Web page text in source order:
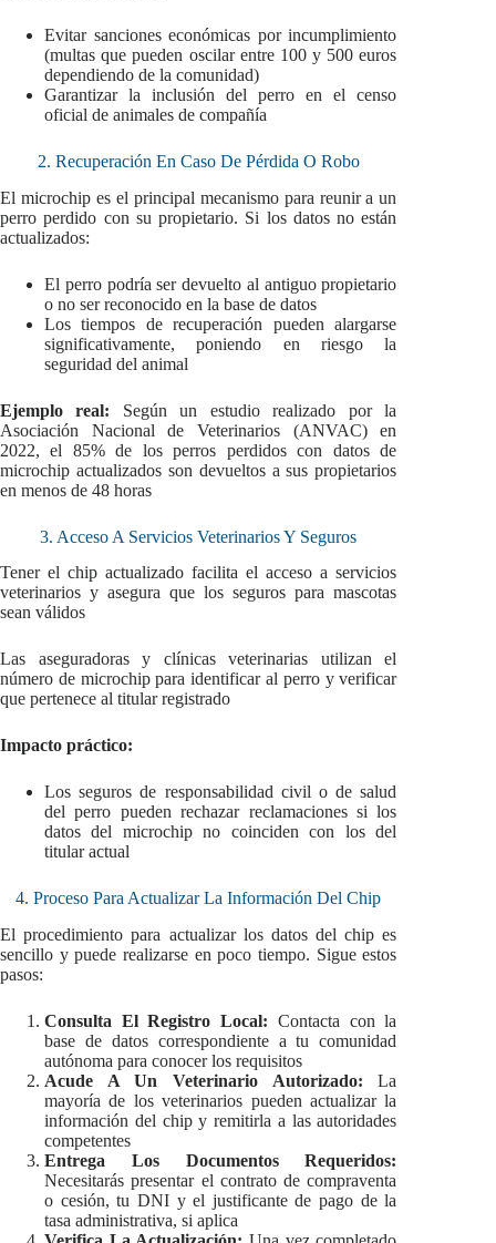
Evitar sanciones económicas por incumplimiento
(multas que pueden oscilar entre 100 y 500 euros
dependiendo de la comunidad)
Garantizar la inclusión del perro en el censo
oficial de animales de compañía
2. Recuperación En Caso De Pérdida O Robo
El microchip es el principal mecanismo para reunir a un
perro perdido con su propietario. Si los datos no están
actualizados:
El perro podría ser devuelto al antiguo propietario
o no ser reconocido en la base de datos
Los tiempos de recuperación pueden alargarse
significativamente, poniendo en riesgo la
seguridad del animal
Ejemplo real: Según un estudio realizado por la
Asociación Nacional de Veterinarios (ANVAC) en
2022, el 85% de los perros perdidos con datos de
microchip actualizados son devueltos a sus propietarios
en menos de 48 horas
3. Acceso A Servicios Veterinarios Y Seguros
Tener el chip actualizado facilita el acceso a servicios
veterinarios y asegura que los seguros para mascotas
sean válidos
Las aseguradoras y clínicas veterinarias utilizan el
número de microchip para identificar al perro y verificar
que pertenece al titular registrado
Impacto práctico:
Los seguros de responsabilidad civil o de salud
del perro pueden rechazar reclamaciones si los
datos del microchip no coinciden con los del
titular actual
4. Proceso Para Actualizar La Información Del Chip
El procedimiento para actualizar los datos del chip es
sencillo y puede realizarse en poco tiempo. Sigue estos
pasos:
Consulta El Registro Local: Contacta con la
base de datos correspondiente a tu comunidad
autónoma para conocer los requisitos
Acude A Un Veterinario Autorizado: La
mayoría de los veterinarios pueden actualizar la
información del chip y remitirla a las autoridades
competentes
Entrega Los Documentos Requeridos:
Necesitarás presentar el contrato de compraventa
o cesión, tu DNI y el justificante de pago de la
tasa administrativa, si aplica